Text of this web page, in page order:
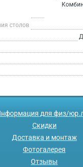
столов
для физ/
Скидки
Доставка и монтаж
Фотогалерея
Отзывы